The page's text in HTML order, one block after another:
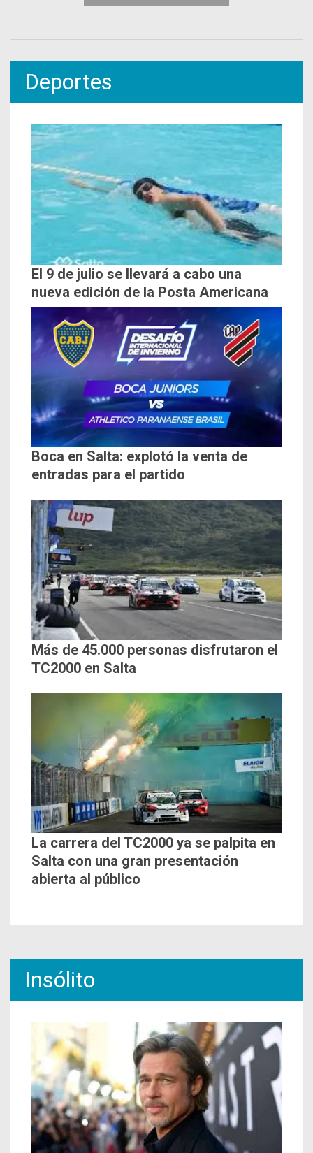
Deportes
El 9 de julio se llevará a cabo una
nueva edición de la Posta Americana
Boca en Salta: explotó la venta de
entradas para el partido
Más de 45.000 personas disfrutaron el
TC2000 en Salta
La carrera del TC2000 ya se palpita en
Salta con una gran presentación
abierta al público
Insólito